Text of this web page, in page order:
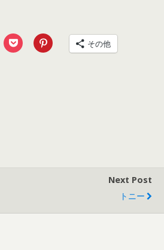
その他
Next Post
トニー